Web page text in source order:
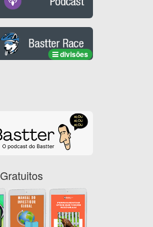
divisões